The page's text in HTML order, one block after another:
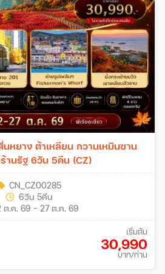
นหยาง ต้าเหลียน กวานเหมินซาน
านรัฐ 6วัน 5คืน (CZ)
CN_CZ00285
6วัน 5คืน
ต.ค. 69 - 27 ต.ค. 69
เริ่มต้น
30,990
บาท/ท่าน